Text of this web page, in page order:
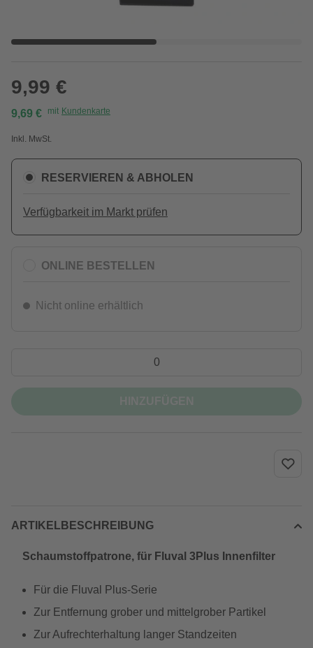
9,99 €
9,69 € mit Kundenkarte
Inkl. MwSt.
RESERVIEREN & ABHOLEN
Verfügbarkeit im Markt prüfen
ONLINE BESTELLEN
Nicht online erhältlich
ARTIKELBESCHREIBUNG
Schaumstoffpatrone, für Fluval 3Plus Innenfilter
Für die Fluval Plus-Serie
Zur Entfernung grober und mittelgrober Partikel
Zur Aufrechterhaltung langer Standzeiten